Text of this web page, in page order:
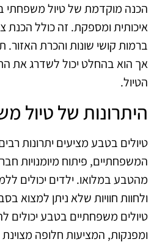
הכנה מוקדמת של טיול משפחתי
איכותית ומספקת. זה כולל הכנת
ברמות קושי שונות והכרת האזור.
אך הוא בהחלט יכול לשדרג את
הטיול.
היתרונות של טיול
טיולים בטבע מציעים יתרונות
המשפחתיים, פיתוח מיומנויות
מהטבע במלואו. ילדים יכולים
ולחוות חוויות שלא ניתן למצוא
טיולים משפחתיים בטבע יכולים
ומפנקות, המציעות חלופה מצוינת